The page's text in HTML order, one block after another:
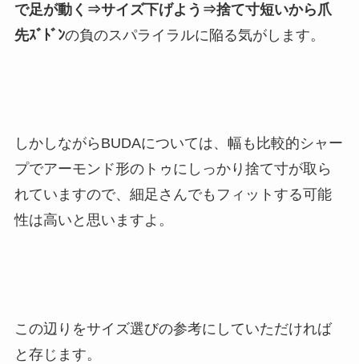
で足が動く⇒サイズ下げよう⇒捨て寸短いから爪
先ｽﾞﾄﾞﾝの負のスパライラルに陥る気がします。
しかしながらBUDAについては、幅も比較的シャー
プでアーモンド形のトゥにしっかり捨て寸が取ら
れていますので、細足さんでもフィットする可能
性は高いと思いますよ。
この辺りをサイズ選びの参考にしていただければ
と存じます。